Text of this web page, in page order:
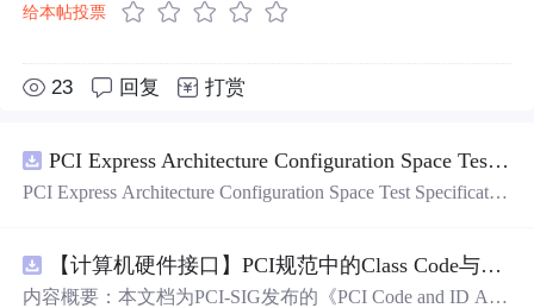
给本帖投票
23 回复 打赏
PCI Express Architecture Configuration Space Test Specification Revision 5.0, Version 1.0 (CB).pdf
PCI Express Architecture Configuration Space Test Specificatio
【计算机硬件接口】PCI规范中的Class Code与Capability ID分配：设备功能分类及扩展能力标识系统设计
内容概要：本文档为PCI-SIG发布的《PCI Code and ID Assi